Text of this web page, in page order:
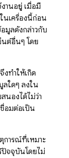
านอยู่ เมื่อมี
นเครื่องนี้ก่อน
มูลดังกล่าวกับ
นต์อื่นๆ โดย
ทําให้เกิด
ใดๆ ลงใน
นองได้ไม่ว่า
ชื่อมต่อเป็น
การณ์ที่เหมาะ
ปัจจุบันโดยไม่